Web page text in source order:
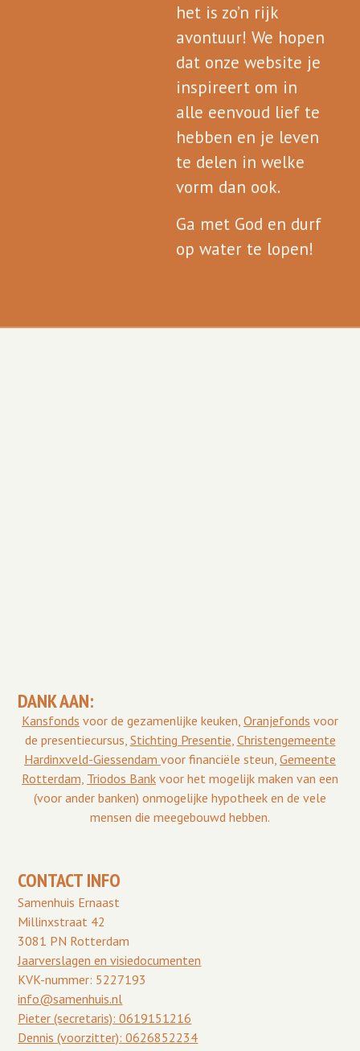
het is zo’n rijk
avontuur! We hopen
dat onze website je
inspireert om in
alle eenvoud lief te
hebben en je leven
te delen in welke
vorm dan ook.
Ga met God en durf
op water te lopen!
DANK AAN:
Kansfonds voor de gezamenlijke keuken, Oranjefonds voor
de presentiecursus, Stichting Presentie Christengemeente
Hardinxveld-Giessendam voor financiële steun, Gemeente
Rotterdam, Triodos Bank voor het mogelijk maken van een
(voor ander banken) onmogelijke hypotheek en de vele
mensen die meegebouwd hebben.
CONTACT INFO
Samenhuis Ernaast
Millinxstraat 42
3081 PN Rotterdam
Jaarverslagen en visiedocumenten
KVK-nummer: 5227193
info@samenhuis.nl
Pieter (secretaris): 0619151216
Dennis (voorzitter): 0626852234